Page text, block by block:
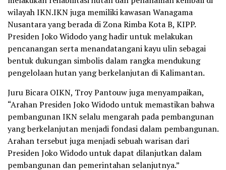
wilayah IKN.IKN juga memiliki kawasan Wanagama
Nusantara yang berada di Zona Rimba Kota B, KIPP.
Presiden Joko Widodo yang hadir untuk melakukan
pencanangan serta menandatangani kayu ulin sebagai
bentuk dukungan simbolis dalam rangka mendukung
pengelolaan hutan yang berkelanjutan di Kalimantan.
Juru Bicara OIKN, Troy Pantouw juga menyampaikan,
“Arahan Presiden Joko Widodo untuk memastikan bahwa
pembangunan IKN selalu mengarah pada pembangunan
yang berkelanjutan menjadi fondasi dalam pembangunan.
Arahan tersebut juga menjadi sebuah warisan dari
Presiden Joko Widodo untuk dapat dilanjutkan dalam
pembangunan dan pemerintahan selanjutnya.”